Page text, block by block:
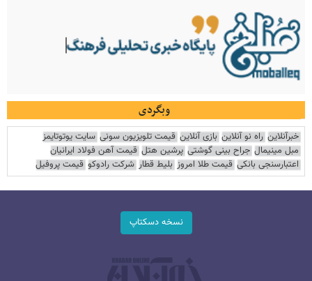
وبگردی
خبرآنلاین راه نو آنلاین بازی آنلاین قیمت تلویزیون سونی سایت یوتوتایمز
مبل مینیمال جراح بینی گوشتی پرشین هتل قیمت آهن فولاد ایرانیان
اعتبارسنجی بانکی قیمت طلا امروز بلیط قطار شرکت رادوکو قیمت پروفیل
نسخه دسکتاپ